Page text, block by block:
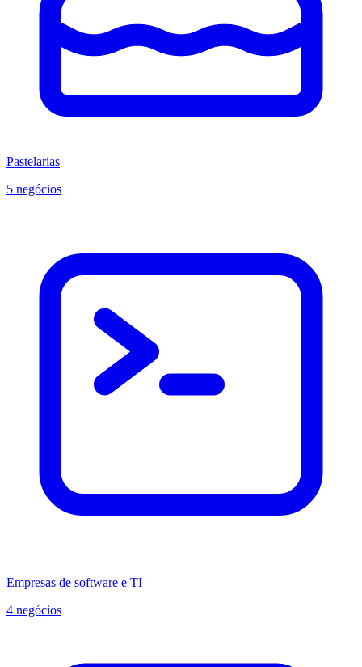
Pastelarias
5 negócios
Empresas de software e TI
4 negócios